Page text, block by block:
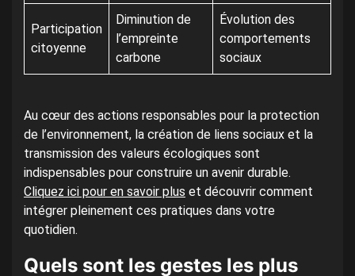
Participation
citoyenne
Diminution de
l’empreinte
carbone
Évolution des
comportements
sociaux
Au cœur des actions responsables pour la protection
de l’environnement, la création de liens sociaux et la
transmission des valeurs écologiques sont
indispensables pour construire un avenir durable.
Cliquez ici pour en savoir plus et découvrir comment
intégrer pleinement ces pratiques dans votre
quotidien.
Quels sont les gestes les plus